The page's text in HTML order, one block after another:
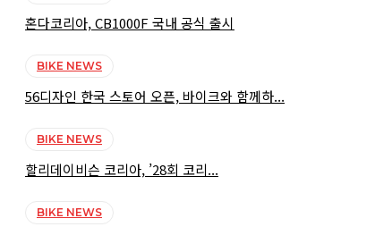
혼다코리아, CB1000F 국내 공식 출시
BIKE NEWS
56디자인 한국 스토어 오픈, 바이크와 함께하...
BIKE NEWS
할리데이비슨 코리아, ’28회 코리...
BIKE NEWS